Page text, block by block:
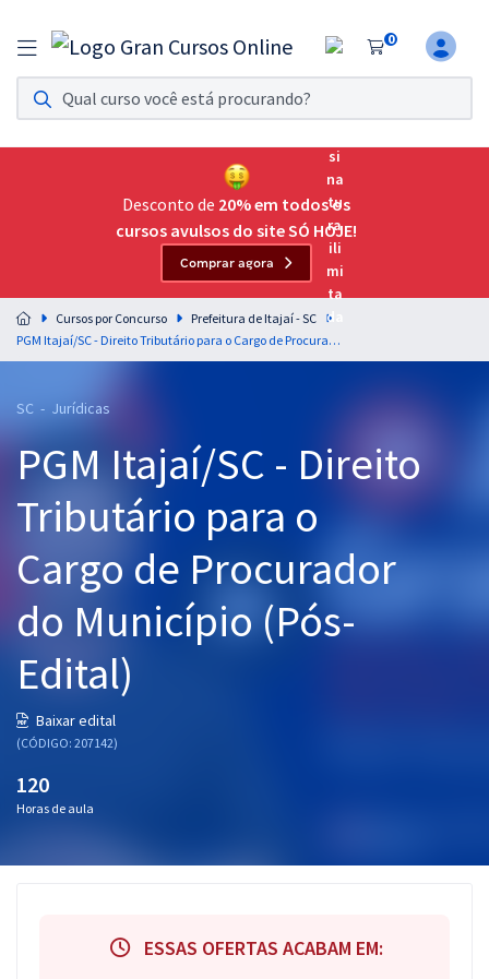
0
Assinatura Ilimitada 11
Acesso a todos os cursos. Teste grátis por 7 dias!
Assinatura OAB Até Passar
Acesso ilimitado a toda preparação para o Exame da
Residências Multiprofissionais
Preparação completa e intensiva para as principais
residências em saúde do Brasil
Cursos 20% OFF
Pós
Graduação
OAB
Mentorias
Questões grátis
Blog
Desconto de 20% em todos os
cursos avulsos do site SÓ HOJE!
Comprar agora
Cursos por Concurso
Prefeitura de Itajaí - SC
PGM Itajaí/SC - Direito Tributário para o Cargo de Procurador do Município (Pós-Edital)
SC - Jurídicas
PGM Itajaí/SC - Direito
Tributário para o
Cargo de Procurador
do Município (Pós-
Edital)
Baixar edital
(CÓDIGO: 207142)
120
Horas de aula
ESSAS OFERTAS ACABAM EM: